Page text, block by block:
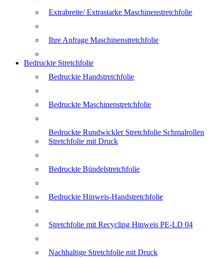
Extrabreite/ Extrastarke Maschinenstretchfolie
Ihre Anfrage Maschinenstretchfolie
Bedruckte Stretchfolie
Bedruckte Handstretchfolie
Bedruckte Maschinenstretchfolie
Bedruckte Rundwickler Stretchfolie Schmalrollen
Stretchfolie mit Druck
Bedruckte Bündelstretchfolie
Bedruckte Hinweis-Handstretchfolie
Stretchfolie mit Recycling Hinweis PE-LD 04
Nachhaltige Stretchfolie mit Druck